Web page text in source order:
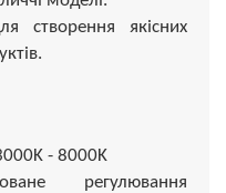
створення якісних
- 8000K
регулювання